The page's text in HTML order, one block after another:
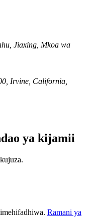
Jiaxing, Mkoa wa
Irvine, California,
ya kijamii
Ramani ya